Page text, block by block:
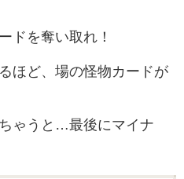
ドを奪い取れ！
ほど、場の怪物カードが
ゃうと…最後にマイナ